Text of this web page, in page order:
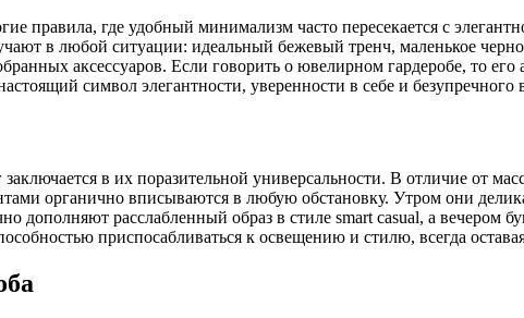
правила, где удобный минимализм часто пересекается с
в любой ситуации: идеальный бежевый тренч, маленькое
аксессуаров. Если говорить о ювелирном гардеробе, то
символ элегантности, уверенности в себе и безупречного
в их поразительной универсальности. В отличие от
органично вписываются в любую обстановку. Утром они
дополняют расслабленный образ в стиле smart casual, а
приспосабливаться к освещению и стилю, всегда